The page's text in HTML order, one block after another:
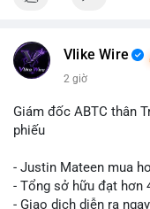
📰 Nguồn:
Vlike Wire
2 giờ
Giám đốc ABTC thân
phiếu
- Justin Mateen mua
- Tổng sở hữu đạt hơn
- Giao dịch diễn ra